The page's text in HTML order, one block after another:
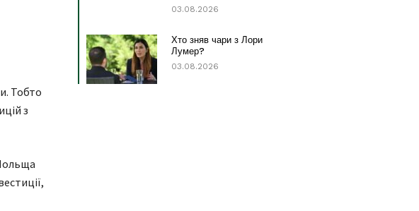
Тобто
з
03.08.2026
Хто зняв чари з Лори
Лумер?
03.08.2026